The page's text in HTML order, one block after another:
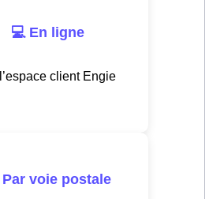
💻 En ligne
client Engie
Par voie postale